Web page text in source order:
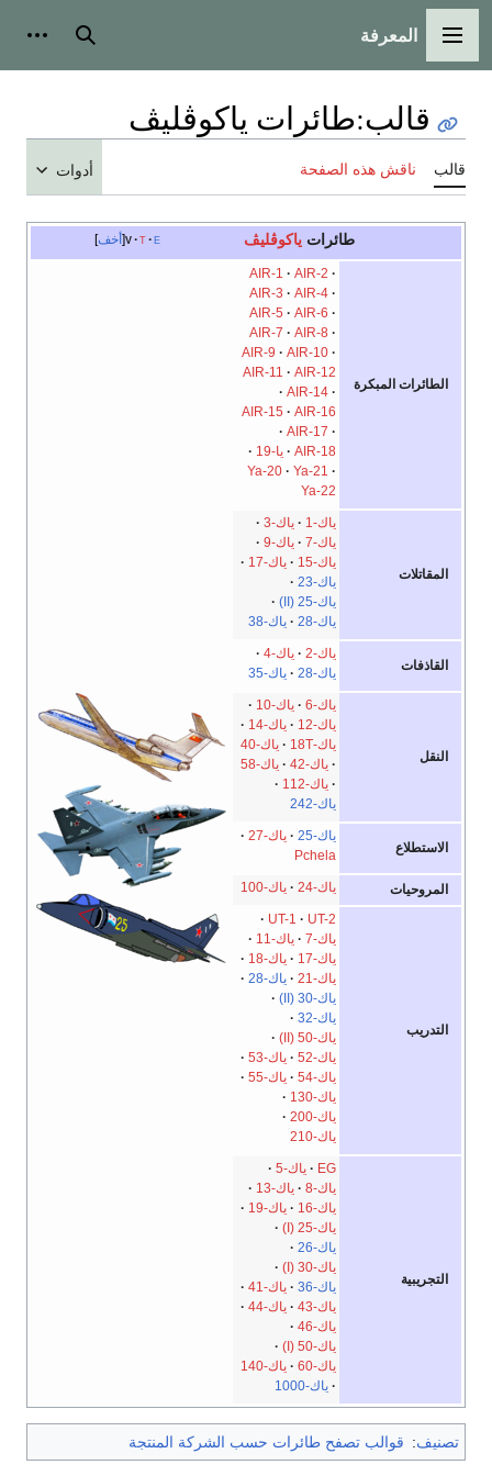
القائمة الرئيسية
المعرفة بحث
قالب:طائرات ياكوڤليڤ
قالب ناقش هذه الصفحة أدوات
أخف v t e طائرات ياكوڤليڤ
الطائرات المبكرة
AIR-1
AIR-2
AIR-3
AIR-4
AIR-5
AIR-6
AIR-7
AIR-8
AIR-9
AIR-10
AIR-11
AIR-12
AIR-14
AIR-15
AIR-16
AIR-17
AIR-18
يا-19
Ya-20
Ya-21
Ya-22
المقاتلات
ياك-1
ياك-3
ياك-7
ياك-9
ياك-15
ياك-17
ياك-23
ياك-25 (II)
ياك-28
ياك-38
القاذفات
ياك-2
ياك-4
ياك-28
ياك-35
النقل
ياك-6
ياك-10
ياك-12
ياك-14
ياك-18T
ياك-40
ياك-42
ياك-58
ياك-112
ياك-242
الاستطلاع
ياك-25
ياك-27
Pchela
المروحيات ياك-24 ياك-100
التدريب
UT-1
UT-2
ياك-7
ياك-11
ياك-17
ياك-18
ياك-21
ياك-28
ياك-30 (II)
ياك-32
ياك-50 (II)
ياك-52
ياك-53
ياك-54
ياك-55
ياك-130
ياك-200
ياك-210
التجريبية
EG
ياك-5
ياك-8
ياك-13
ياك-16
ياك-19
ياك-25 (I)
ياك-26
ياك-30 (I)
ياك-36
ياك-41
ياك-43
ياك-44
ياك-46
ياك-50 (I)
ياك-60
ياك-140
ياك-1000
تصنيف: قوالب تصفح طائرات حسب الشركة المنتجة